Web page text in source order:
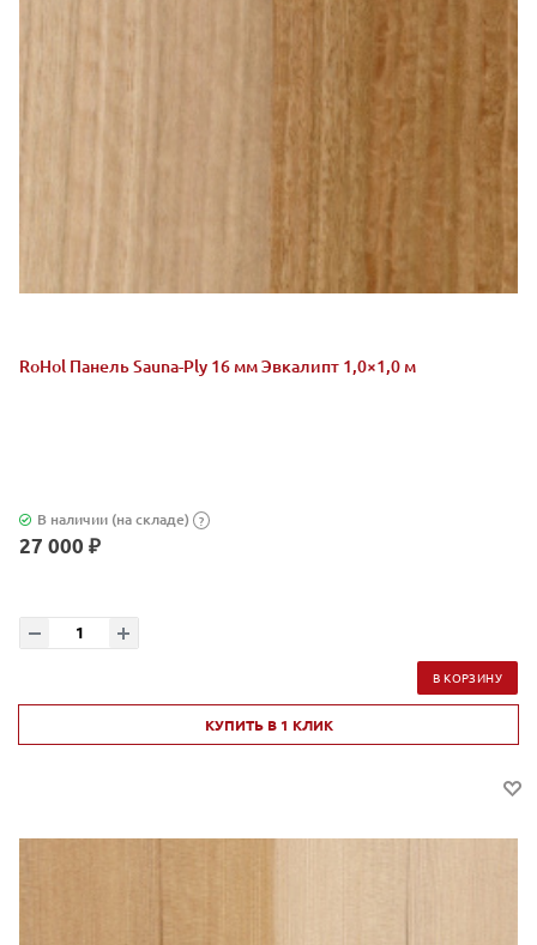
RoHol Панель Sauna-Ply 16 мм Эвкалипт 1,0×1,0 м
В наличии (на складе) ?
27 000 ₽
В КОРЗИНУ
КУПИТЬ В 1 КЛИК